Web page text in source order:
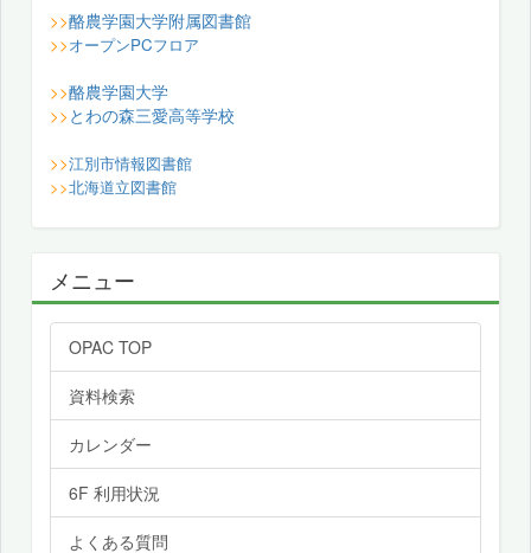
>>酪農学園大学附属図書館
>>オープンPCフロア
>>酪農学園大学
>> とわの森三愛高等学校
>>江別市情報図書館
>>北海道立図書館
メニュー
OPAC TOP
資料検索
カレンダー
6F 利用状況
よくある質問